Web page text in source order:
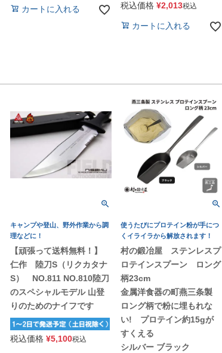
カートに入れる 税込価格 ¥2,013税込
カートに入れる
キャンプや登山、野外作業から調
理などに！
【頑張って送料無料！】
仁作 陸刀S（リクカタナ
S） NO.811 NO.810陸刀
のスペシャルモデル 山登
りのためのナイフです
税込価格 ¥5,100税込
使うたびにプロテイン粉が手につ
くイライラから解放されます！
村の鍛冶屋 ステンレスプ
ロテインスプーン ロング
柄23cm
金属洋食器の町燕三条製
ロング柄で粉に埋もれな
い! プロテイン約15gが
すくえる
シルバー ブラック